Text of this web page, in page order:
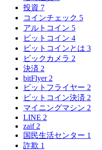
投資 7
コインチェック 5
アルトコイン 5
ビットコイン 4
ビットコインとは 3
ビックカメラ 2
決済 2
bitFlyer 2
ビットフライヤー 2
ビットコイン決済 2
マイニングマシン 2
LINE 2
zaif 2
国民生活センター 1
詐欺 1